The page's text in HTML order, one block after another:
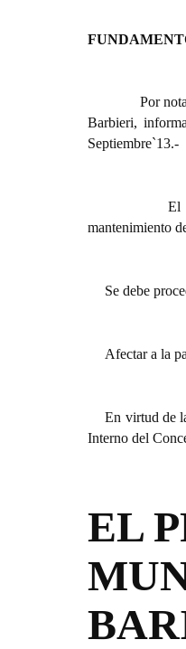
Por
Barbieri,
Septiembre`13.-
El
mantenimiento
Se debe
Afectar a la
En virtud de
Interno del
EL